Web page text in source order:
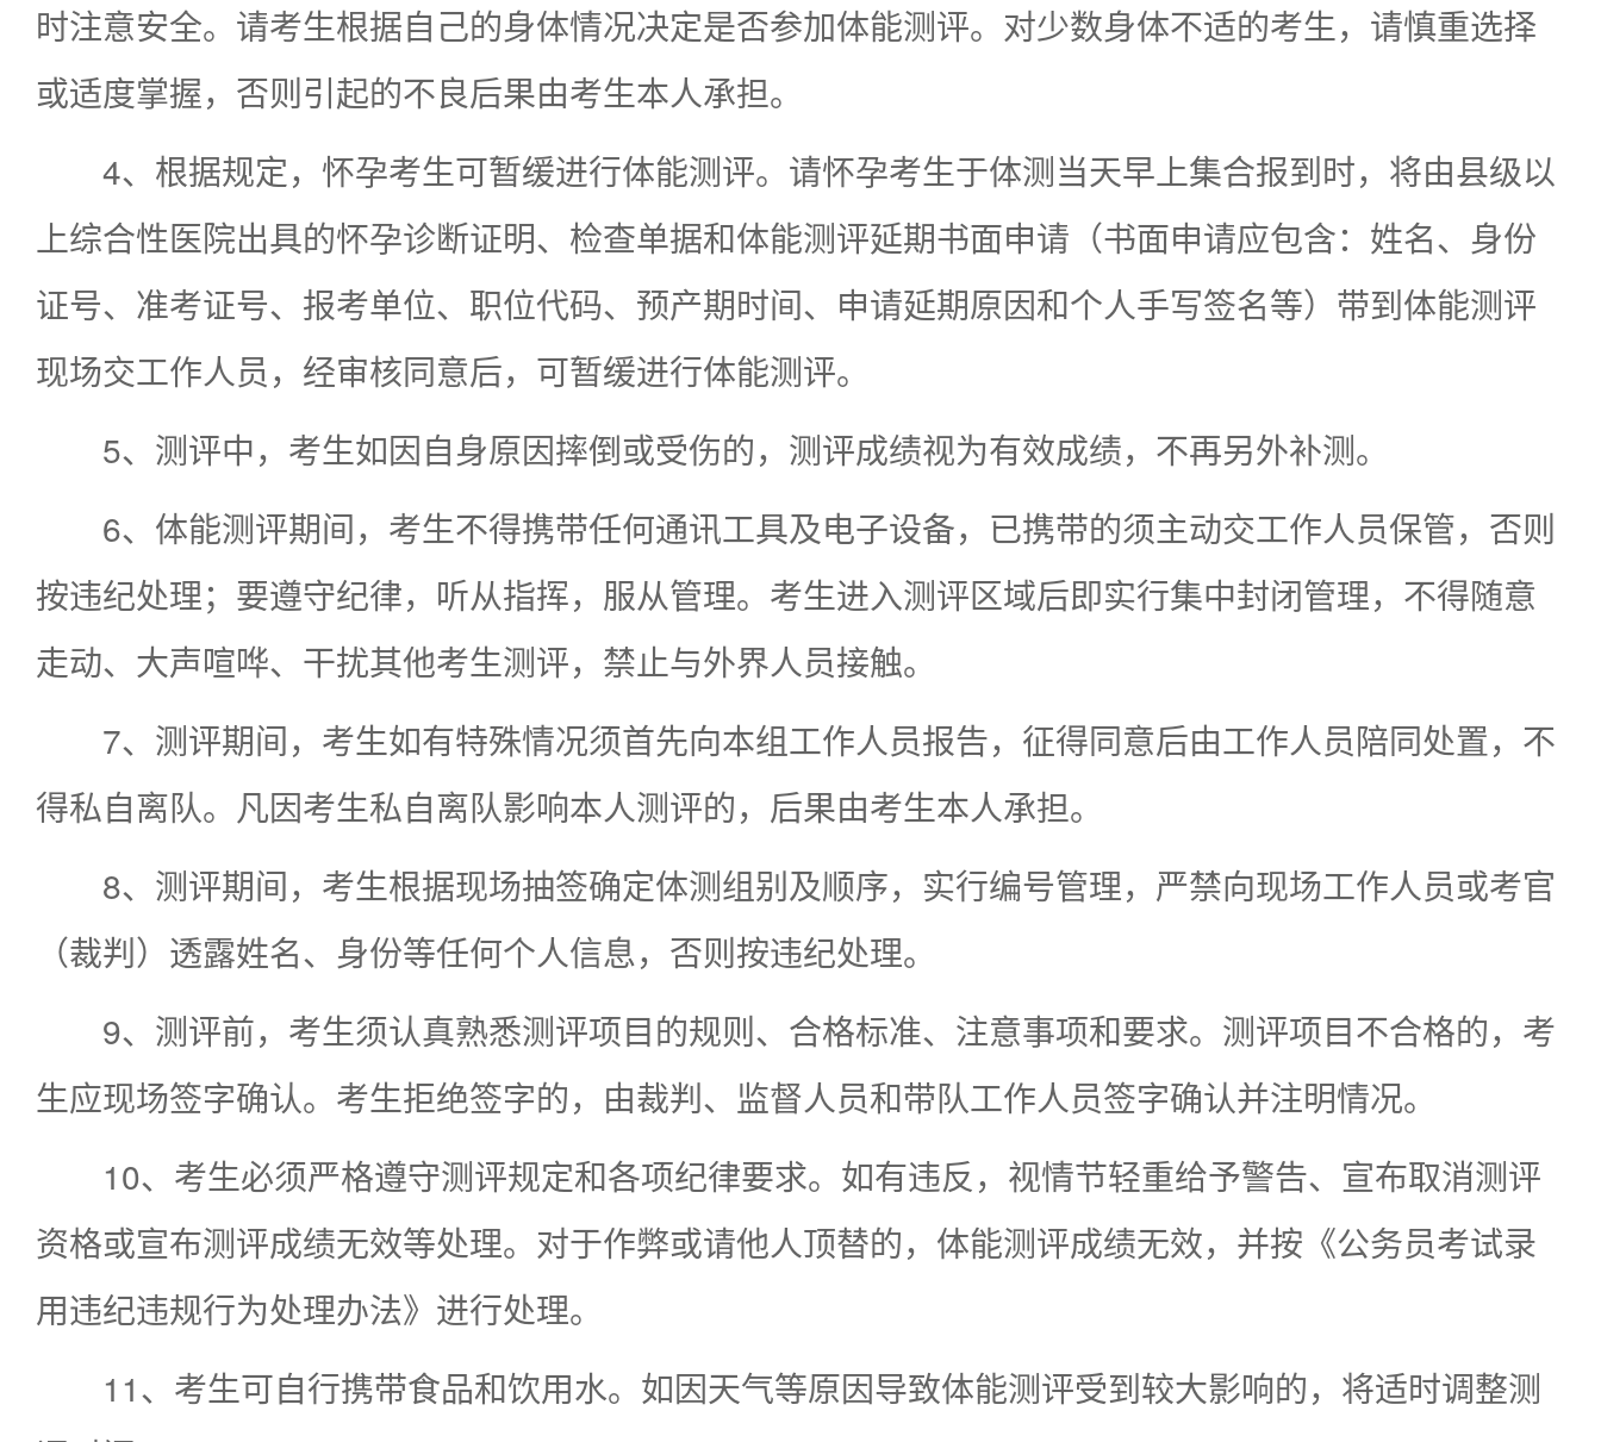
时注意安全。请考生根据自己的身体情况决定是否参加体能测评。对少数身体不适的考生，请慎重选择
或适度掌握，否则引起的不良后果由考生本人承担。
4、根据规定，怀孕考生可暂缓进行体能测评。请怀孕考生于体测当天早上集合报到时，将由县级以
上综合性医院出具的怀孕诊断证明、检查单据和体能测评延期书面申请（书面申请应包含：姓名、身份
证号、准考证号、报考单位、职位代码、预产期时间、申请延期原因和个人手写签名等）带到体能测评
现场交工作人员，经审核同意后，可暂缓进行体能测评。
5、测评中，考生如因自身原因摔倒或受伤的，测评成绩视为有效成绩，不再另外补测。
6、体能测评期间，考生不得携带任何通讯工具及电子设备，已携带的须主动交工作人员保管，否则
按违纪处理；要遵守纪律，听从指挥，服从管理。考生进入测评区域后即实行集中封闭管理，不得随意
走动、大声喧哗、干扰其他考生测评，禁止与外界人员接触。
7、测评期间，考生如有特殊情况须首先向本组工作人员报告，征得同意后由工作人员陪同处置，不
得私自离队。凡因考生私自离队影响本人测评的，后果由考生本人承担。
8、测评期间，考生根据现场抽签确定体测组别及顺序，实行编号管理，严禁向现场工作人员或考官
（裁判）透露姓名、身份等任何个人信息，否则按违纪处理。
9、测评前，考生须认真熟悉测评项目的规则、合格标准、注意事项和要求。测评项目不合格的，考
生应现场签字确认。考生拒绝签字的，由裁判、监督人员和带队工作人员签字确认并注明情况。
10、考生必须严格遵守测评规定和各项纪律要求。如有违反，视情节轻重给予警告、宣布取消测评
资格或宣布测评成绩无效等处理。对于作弊或请他人顶替的，体能测评成绩无效，并按《公务员考试录
用违纪违规行为处理办法》进行处理。
11、考生可自行携带食品和饮用水。如因天气等原因导致体能测评受到较大影响的，将适时调整测